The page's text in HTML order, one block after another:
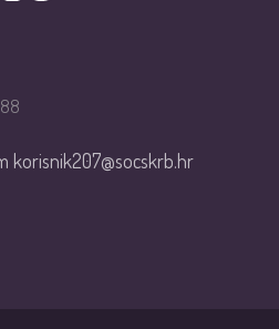
korisnik207@socskrb.hr